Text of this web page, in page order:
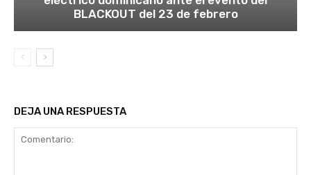
BLACKOUT del 23 de febrero
DEJA UNA RESPUESTA